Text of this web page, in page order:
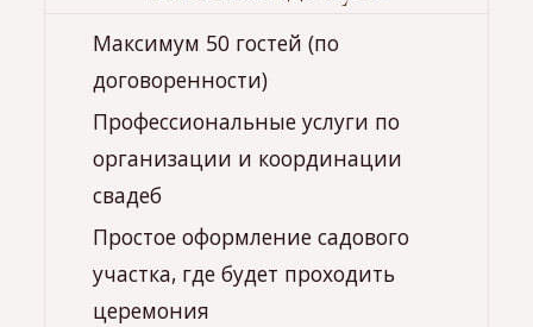
Максимум 50 гостей (по
договоренности)
Профессиональные услуги по
организации и координации
свадеб
Простое оформление садового
участка, где будет проходить
церемония